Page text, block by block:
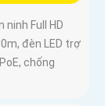
ninh Full HD
đèn LED trợ
chống